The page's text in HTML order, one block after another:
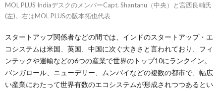
MOL PLUS IndiaデスクのメンバーCapt. Shantanu（中央）と宮西良輔氏
(左)。右はMOL PLUSの阪本拓也代表
スタートアップ関係者などの間では、インドのスタートアップ・エ
コシステムは米国、英国、中国に次ぐ大きさと言われており、フィ
ンテックや運輸などの6つの産業で世界のトップ10にランクイン。
バンガロール、ニューデリー、ムンバイなどの複数の都市で、幅広
い産業にわたって世界有数のエコシステムが形成されつつあるとい